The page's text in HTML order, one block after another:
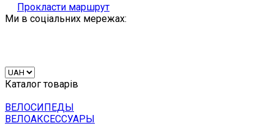
Прокласти маршрут
Ми в соціальних мережах:
Каталог товарів
ВЕЛОСИПЕДЫ
ВЕЛОАКСЕССУАРЫ